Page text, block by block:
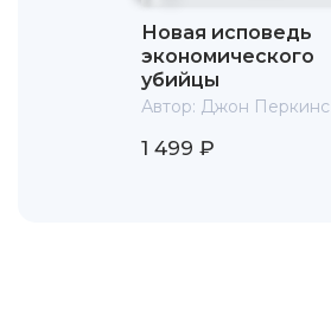
Новая исповедь
экономического
убийцы
Автор: Джон Перкинс
1 499 ₽